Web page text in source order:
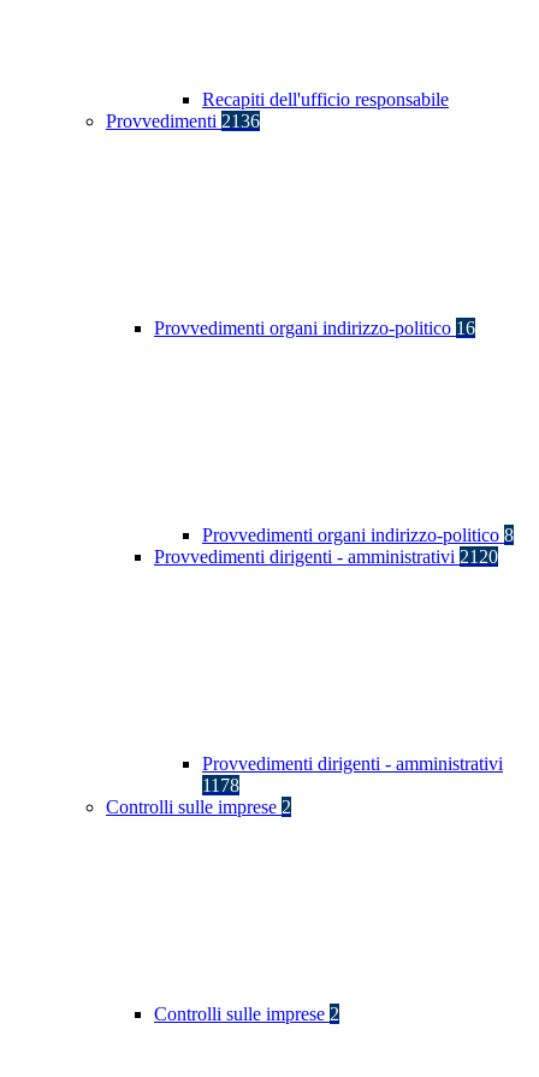
Recapiti dell'ufficio responsabile
Provvedimenti 2136
Provvedimenti organi indirizzo-politico 16
Provvedimenti organi indirizzo-politico 8
Provvedimenti dirigenti - amministrativi 2120
Provvedimenti dirigenti - amministrativi
1178
Controlli sulle imprese 2
Controlli sulle imprese 2